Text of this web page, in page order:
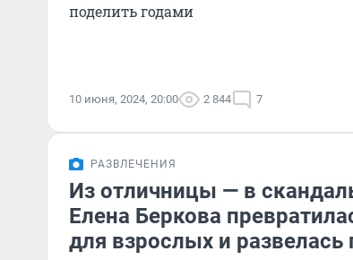
поделить годами
10 июня, 2024, 20:00 2 844 7
РАЗВЛЕЧЕНИЯ
Из отличницы — в
Елена Беркова
для взрослых и развелась